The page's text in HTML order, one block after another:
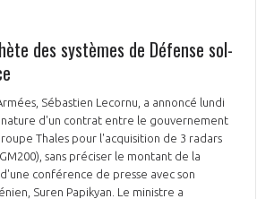
DE NOS ADHÉRENTS
13
15
18
31
des systèmes de Défense sol-
Sébastien Lecornu, a annoncé lundi
d'un contrat entre le gouvernement
Thales pour l'acquisition de 3 radars
sans préciser le montant de la
conférence de presse avec son
Suren Papikyan. Le ministre a